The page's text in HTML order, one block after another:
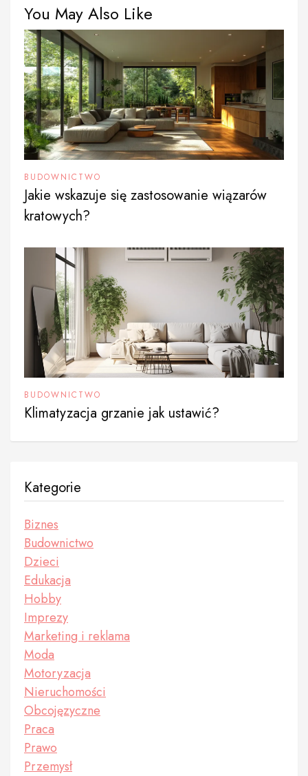
You May Also Like
BUDOWNICTWO
Jakie wskazuje się zastosowanie wiązarów
kratowych?
BUDOWNICTWO
Klimatyzacja grzanie jak ustawić?
Kategorie
Biznes
Budownictwo
Dzieci
Edukacja
Hobby
Imprezy
Marketing i reklama
Moda
Motoryzacja
Nieruchomości
Obcojęzyczne
Praca
Prawo
Przemysł